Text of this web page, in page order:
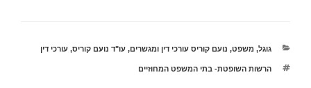
קטגוריות
גוגל, משפט, נועם קוריס עורכי דין ומגשרים,עו"ד נועם קוריס,עורכי דין
תגיות
הרשות השופטת- בתי המשפט המחוזיים